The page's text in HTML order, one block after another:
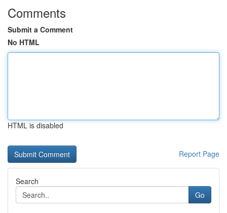
Comments
Submit a Comment
No HTML
HTML is disabled
Report Page
Search
Go